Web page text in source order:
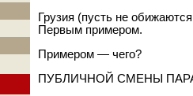
Грузия (пусть не
Первым примером.
Примером — чего?
ПУБЛИЧНОЙ СМЕНЫ